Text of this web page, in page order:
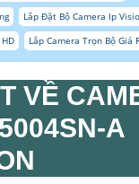
Lắp Đặt Bộ Camera Ip
Lắp Camera Trọn Bộ Giá
VỀ
A